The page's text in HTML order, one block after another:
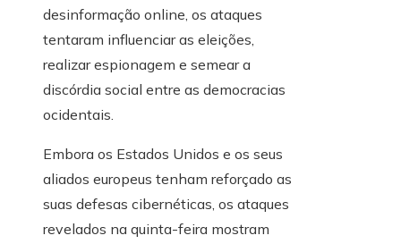
desinformação online, os ataques
tentaram influenciar as eleições,
realizar espionagem e semear a
discórdia social entre as democracias
ocidentais.
Embora os Estados Unidos e os seus
aliados europeus tenham reforçado as
suas defesas cibernéticas, os ataques
revelados na quinta-feira mostram